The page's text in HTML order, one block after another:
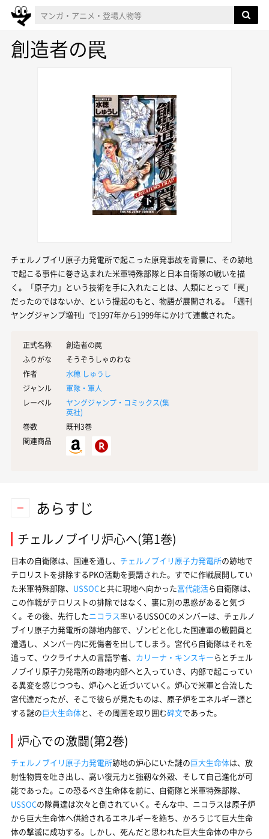
創造者の罠
チェルノブイリ原子力発電所で起こった原発事故を背景に、その跡地
で起こる事件に巻き込まれた米軍特殊部隊と日本自衛隊の戦いを描
く。「原子力」という技術を手に入れたことは、人類にとって「罠」
だったのではないか、という提起のもと、物語が展開される。「週刊
ヤングジャンプ増刊」で1997年から1999年にかけて連載された。
正式名称
創造者の罠
ふりがな
そうぞうしゃのわな
作者
水穂 しゅうし
ジャンル
軍隊・軍人
レーベル
ヤングジャンプ・コミックス(集
英社)
巻数
既刊3巻
関連商品
あらすじ
チェルノブイリ炉心へ(第1巻)
日本の自衛隊は、国連を通し、 チェルノブイリ原子力発電所の跡地で
テロリストを排除するPKO活動を要請された。すでに作戦展開してい
た米軍特殊部隊、 USSOCと共に現地へ向かった宮代能活ら自衛隊は、
この作戦がテロリストの排除ではなく、裏に別の思惑があると気づ
く。その後、先行したニコラス率いるUSSOCのメンバーは、チェルノ
ブイリ原子力発電所の跡地内部で、ゾンビと化した国連軍の戦闘員と
遭遇し、メンバー内に死傷者を出してしまう。宮代ら自衛隊はそれを
追って、ウクライナ人の言語学者、 カリーナ・キンスキーらとチェル
ノブイリ原子力発電所の跡地内部へと入っていき、内部で起こってい
る異変を感じつつも、炉心へと近づいていく。炉心で米軍と合流した
宮代達だったが、そこで彼らが見たものは、原子炉をエネルギー源と
する謎の巨大生命体と、その周囲を取り囲む碑文であった。
炉心での激闘(第2巻)
チェルノブイリ原子力発電所跡地の炉心にいた謎の巨大生命体は、放
射性物質を吐き出し、高い復元力と強靭な外殻、そして自己進化が可
能であった。この恐るべき生命体を前に、自衛隊と米軍特殊部隊、
USSOCの隊員達は次々と倒されていく。そんな中、ニコラスは原子炉
から巨大生命体へ供給されるエネルギーを絶ち、かろうじて巨大生命
体の撃滅に成功する。しかし、死んだと思われた巨大生命体の中から